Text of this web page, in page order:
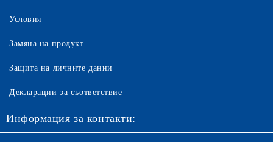
Условия
Замяна на продукт
Защита на личните данни
Декларации за съответствие
Информация за контакти: